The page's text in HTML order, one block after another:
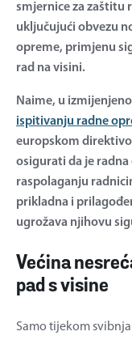
smjernice za zaštitu
uključujući obvezu
opreme, primjenu
rad na visini.
Naime, u
ispitivanju radne
europskom
osigurati da je radna
raspolaganju
prikladna i
ugrožava njihovu
Većina
pad s visine
Samo tijekom